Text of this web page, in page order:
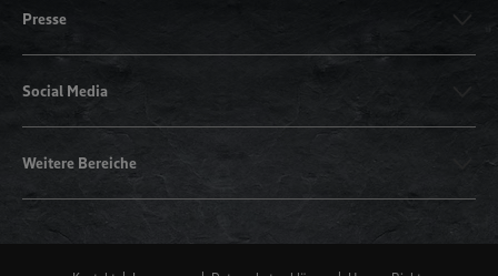
Presse
Social Media
Weitere Bereiche